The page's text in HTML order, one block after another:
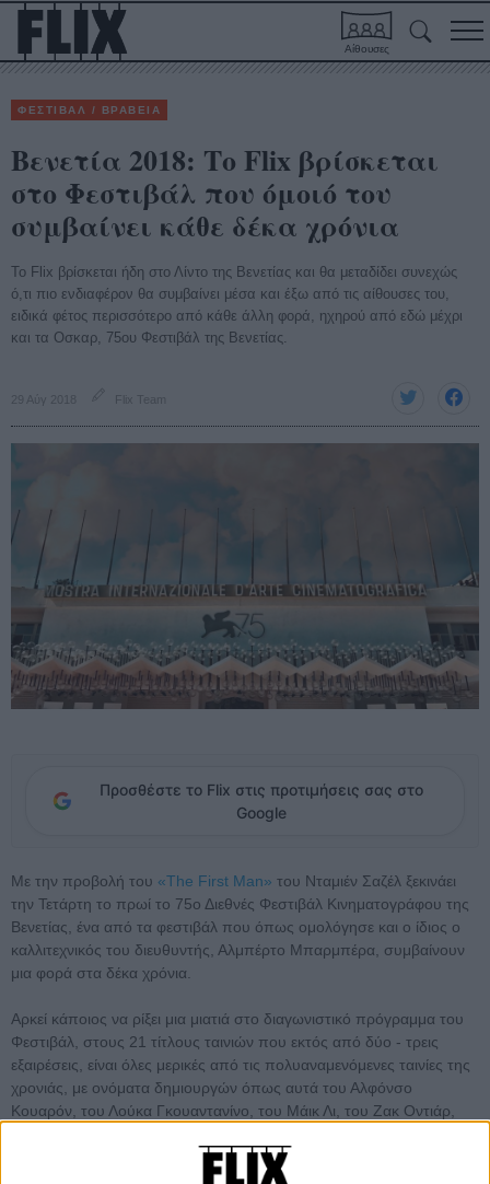
Αίθουσες
ΦΕΣΤΙΒΑΛ / ΒΡΑΒΕΙΑ
Βενετία 2018: Το Flix βρίσκεται
στο Φεστιβάλ που όμοιό του
συμβαίνει κάθε δέκα χρόνια
Το Flix βρίσκεται ήδη στο Λίντο της Βενετίας και θα μεταδίδει συνεχώς
ό,τι πιο ενδιαφέρον θα συμβαίνει μέσα και έξω από τις αίθουσες του,
ειδικά φέτος περισσότερο από κάθε άλλη φορά, ηχηρού από εδώ μέχρι
και τα Οσκαρ, 75ου Φεστιβάλ της Βενετίας.
29 Αύγ 2018 Flix Team
Προσθέστε το Flix στις προτιμήσεις σας στο
Google
Με την προβολή του «The First Man» του Νταμιέν Σαζέλ ξεκινάει
την Τετάρτη το πρωί το 75ο Διεθνές Φεστιβάλ Κινηματογράφου της
Βενετίας, ένα από τα φεστιβάλ που όπως ομολόγησε και ο ίδιος ο
καλλιτεχνικός του διευθυντής, Αλμπέρτο Μπαρμπέρα, συμβαίνουν
μια φορά στα δέκα χρόνια.
Αρκεί κάποιος να ρίξει μια μιατιά στο διαγωνιστικό πρόγραμμα του
Φεστιβάλ, στους 21 τίτλους ταινιών που εκτός από δύο - τρεις
εξαιρέσεις, είναι όλες μερικές από τις πολυαναμενόμενες ταινίες της
χρονιάς, με ονόματα δημιουργών όπως αυτά του Αλφόνσο
Κουαρόν, του Λούκα Γκουαντανίνο, του Μάικ Λι, του Ζακ Οντιάρ,
«Είναι πολύ σπάνιο να έχεις ένα τόσο μεγάλο αριθμό καλών ταινιών